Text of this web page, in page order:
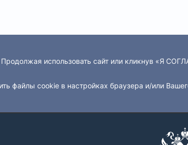
использовать сайт или кликнув «Я
файлы cookie в настройках браузера и/или